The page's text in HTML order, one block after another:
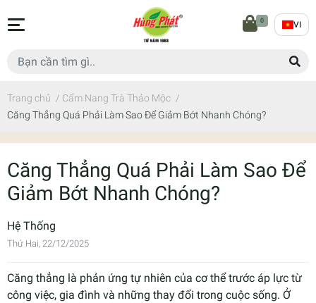
0 VI
Trang chủ / Cẩm Nang Trà Thảo Mộc /
Căng Thẳng Quá Phải Làm Sao Để Giảm Bớt Nhanh Chóng?
Căng Thẳng Quá Phải Làm Sao Để
Giảm Bớt Nhanh Chóng?
Hệ Thống
Thứ Hai, 22/12/2025
Căng thẳng là phản ứng tự nhiên của cơ thể trước áp lực từ
công việc, gia đình và những thay đổi trong cuộc sống. Ở